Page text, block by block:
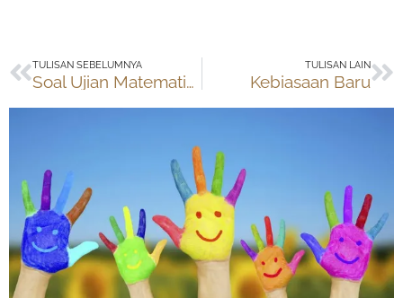
Prev
TULISAN SEBELUMNYA
Soal Ujian Matematika, IPA, Bahasa (SD)
TULISAN LAIN
Kebiasaan Baru